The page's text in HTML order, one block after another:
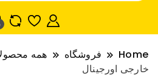
Home فروشگاه همه
خارجی اورجینال